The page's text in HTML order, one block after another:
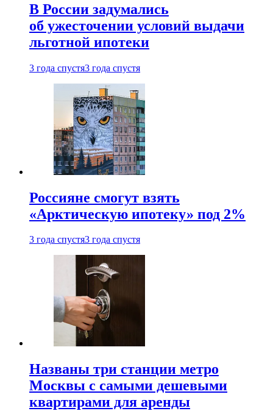
В России задумались
об ужесточении условий выдачи
льготной ипотеки
3 года спустя3 года спустя
Россияне смогут взять
«Арктическую ипотеку» под 2%
3 года спустя3 года спустя
Названы три станции метро
Москвы с самыми дешевыми
квартирами для аренды